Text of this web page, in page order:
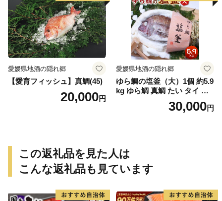
愛媛県地酒の隠れ郷
【愛育フィッシュ】真鯛(45)
20,000円
愛媛県地酒の隠れ郷
ゆら鯛の塩釜（大）1個 約5.9
kg ゆら鯛 真鯛 たい タイ 鯛
塩釜焼き 塩釜 魚 魚介類 海鮮
祝い事 お祝い ハレの日 食品
30,000円
この返礼品を見た人は
こんな返礼品も見ています